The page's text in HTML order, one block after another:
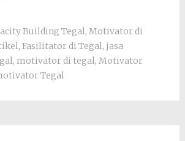
Building Tegal, Motivator di
, Fasilitator di Tegal, jasa
, motivator di tegal, Motivator
Tegal